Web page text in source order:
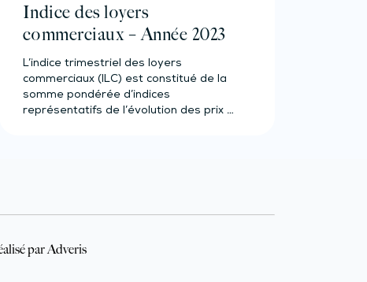
Indice des loyers
commerciaux – Année 2023
L’indice trimestriel des loyers
commerciaux (ILC) est constitué de la
somme pondérée d’indices
représentatifs de l’évolution des prix à
par Adveris